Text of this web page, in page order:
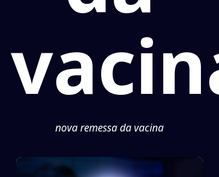
nova remessa da vacina